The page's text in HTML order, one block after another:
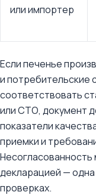
или импортер
Если печенье
и потребительские
соответствовать
или СТО, документ
показатели
приемки и
Несогласованность
декларацией — одна
проверках.